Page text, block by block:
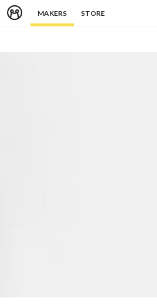
MAKERS STORE